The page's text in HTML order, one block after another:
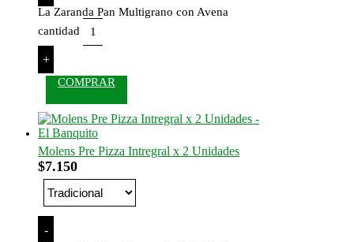
La Zaranda Pan Multigrano con Avena
cantidad
+
COMPRAR
Molens Pre Pizza Intregral x 2 Unidades
$7.150
-